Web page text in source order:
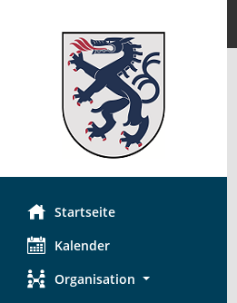
Startseite
Kalender
Organisation